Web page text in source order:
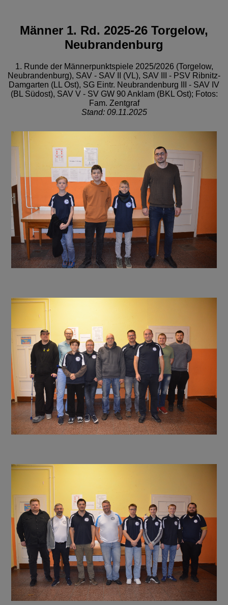
Männer 1. Rd. 2025-26 Torgelow,
Neubrandenburg
1. Runde der Männerpunktspiele 2025/2026 (Torgelow,
Neubrandenburg), SAV - SAV II (VL), SAV III - PSV Ribnitz-
Damgarten (LL Ost), SG Eintr. Neubrandenburg III - SAV IV
(BL Südost), SAV V - SV GW 90 Anklam (BKL Ost); Fotos:
Fam. Zentgraf
Stand: 09.11.2025